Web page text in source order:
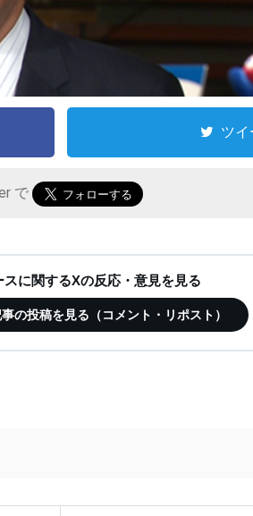
ツイ
で
スに関するXの反応・意見を見る
の投稿を見る（コメント・リポスト）